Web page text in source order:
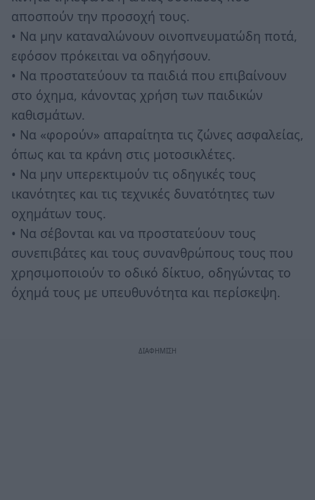
αποσπούν την προσοχή τους.
• Να μην καταναλώνουν οινοπνευματώδη ποτά,
εφόσον πρόκειται να οδηγήσουν.
• Να προστατεύουν τα παιδιά που επιβαίνουν
στο όχημα, κάνοντας χρήση των παιδικών
καθισμάτων.
• Να «φορούν» απαραίτητα τις ζώνες ασφαλείας,
όπως και τα κράνη στις μοτοσικλέτες.
• Να μην υπερεκτιμούν τις οδηγικές τους
ικανότητες και τις τεχνικές δυνατότητες των
οχημάτων τους.
• Να σέβονται και να προστατεύουν τους
συνεπιβάτες και τους συνανθρώπους τους που
χρησιμοποιούν το οδικό δίκτυο, οδηγώντας το
όχημά τους με υπευθυνότητα και περίσκεψη.